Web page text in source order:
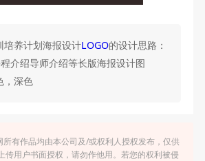
培养计划海报设计LOGO的设计思路：
介绍导师介绍等长版海报设计图
，深色
有作品均由本公司及/或权利人授权发布，仅供
传用户书面授权，请勿作他用。若您的权利被侵